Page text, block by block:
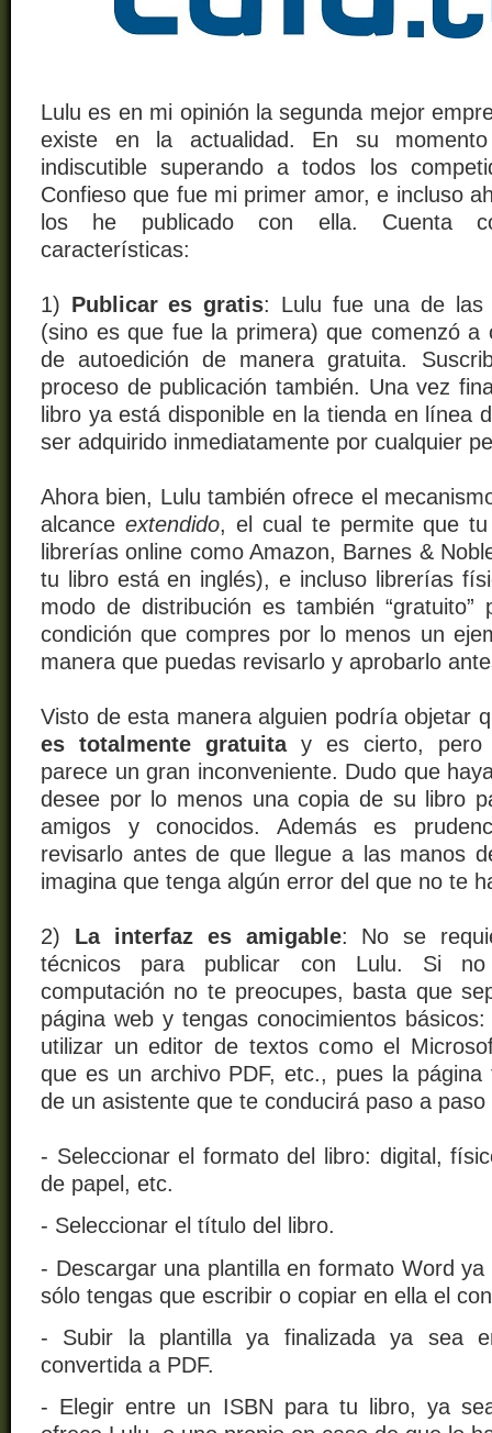
Lulu es en mi opinión la segunda mejor
existe en la actualidad. En su
indiscutible superando a todos los
Confieso que fue mi primer amor, e incluso
los he publicado con ella. Cuenta
características:
1) Publicar es gratis: Lulu fue una de las
(sino es que fue la primera) que comenzó a
de autoedición de manera gratuita.
proceso de publicación también. Una vez
libro yaestá disponible en la tienda en línea
ser adquirido inmediatamente por cualquier
Ahora bien, Lulu también ofrece el
alcance extendido, el cual te permite que
librerías online como Amazon, Barnes &
tu libro está en inglés), e incluso librerías
modo de distribución es también
condición que compres por lo menos un
manera que puedas revisarlo y aprobarlo
Visto de esta manera alguien podría objetar
es totalmente gratuitay es cierto, pero
parece un gran inconveniente. Dudo que
desee por lo menos una copia de su libro
amigos y conocidos. Además es
revisarlo antes de que llegue a las manos
imagina que tenga algún error del que no te
2) La interfaz es amigable: No se
técnicos para publicar con Lulu. Si
computación no te preocupes, basta que
página web y tengas conocimientos
utilizar un editor de textos como el
que es un archivo PDF, etc., pues la
de un asistente que te conducirá paso a paso
- Seleccionar el formato del libro: digital,
de papel, etc.
- Seleccionar el título del libro.
- Descargar una plantilla en formato Word
sólo tengas que escribir o copiar en ella el
- Subir la plantilla ya finalizada ya sea
convertida a PDF.
- Elegir entre un ISBN para tu libro, ya